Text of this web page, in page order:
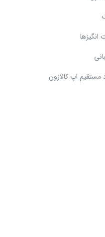
مستقیم اپ کالازون